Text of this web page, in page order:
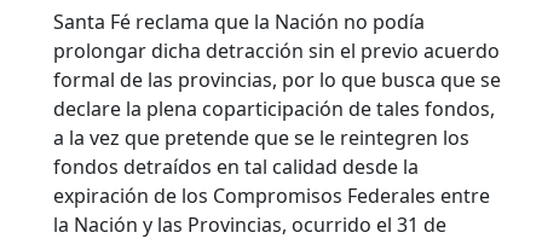
Santa Fé reclama que la Nación no podía
prolongar dicha detracción sin el previo acuerdo
formal de las provincias, por lo que busca que se
declare la plena coparticipación de tales fondos,
a la vez que pretende que se le reintegren los
fondos detraídos en tal calidad desde la
expiración de los Compromisos Federales entre
la Nación y las Provincias, ocurrido el 31 de